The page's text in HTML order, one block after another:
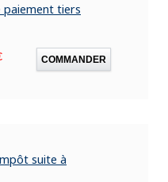
paiement tiers
COMMANDER
suite à